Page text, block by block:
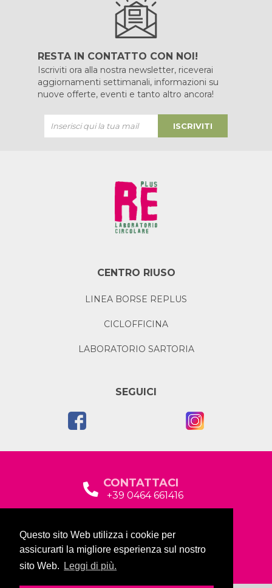
Questo sito Web utilizza i cookie per
assicurarti la migliore esperienza sul nostro
sito Web.
Leggi di più.
RESTA IN CONTATTO CON NOI!
Iscriviti ora alla nostra newsletter, riceverai
aggiornamenti settimanali, informazioni su
nuove offerte, eventi e tanto altro ancora!
ISCRIVITI
CENTRO RIUSO
LINEA BORSE REPLUS
CICLOFFICINA
LABORATORIO SARTORIA
SEGUICI
CONTATTACI
+39 0464 661416
Via Baltera, 19
38066 Riva del Garda (TN)